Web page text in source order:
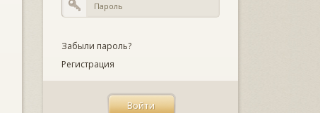
Забыли пароль?
Регистрация